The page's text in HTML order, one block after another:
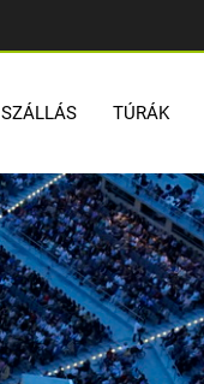
SZÁLLÁS TÚRÁK